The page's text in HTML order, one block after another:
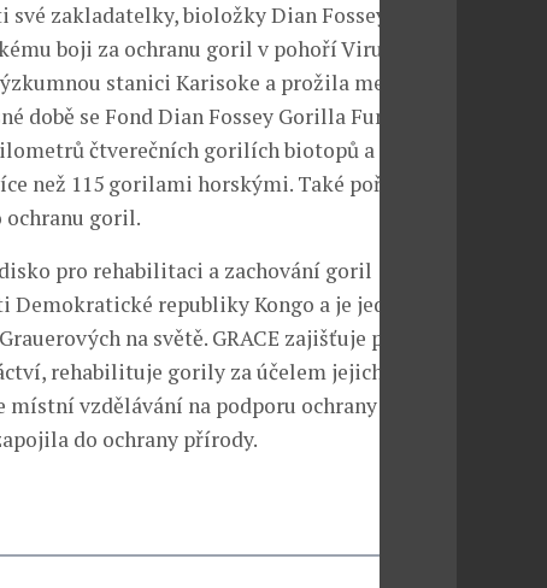
zakladatelky, bioložky Dian Fossey. Ta
boji za ochranu goril v pohoří Virunga.
stanici Karisoke a prožila mezi
době se Fond Dian Fossey Gorilla Fund
čtverečních gorilích biotopů a
než 115 gorilami horskými. Také pořádají
ochranu goril.
pro rehabilitaci a zachování goril
Demokratické republiky Kongo a je jediným
na světě. GRACE zajišťuje péči o
rehabilituje gorily za účelem jejich
vzdělávání na podporu ochrany goril a
do ochrany přírody.